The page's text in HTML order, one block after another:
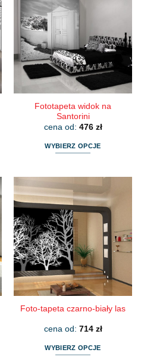
wybrać
na
stronie
produktu
Fototapeta widok na
Santorini
cena od: 476 zł
WYBIERZ OPCJE
ma
wiele
wariantów.
Opcje
można
wybrać
na
stronie
produktu
Foto-tapeta czarno-biały las
cena od: 714 zł
WYBIERZ OPCJE